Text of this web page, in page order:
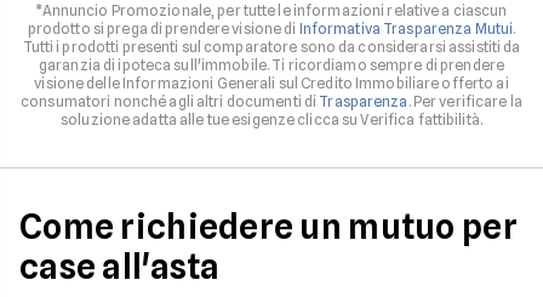
*Annuncio Promozionale, per tutte le informazioni relative a ciascun
prodotto si prega di prendere visione di Informativa Trasparenza Mutui.
Tutti i prodotti presenti sul comparatore sono da considerarsi assistiti da
garanzia di ipoteca sull'immobile. Ti ricordiamo sempre di prendere
visione delle Informazioni Generali sul Credito Immobiliare offerto ai
consumatori nonché agli altri documenti di Trasparenza . Per verificare la
soluzione adatta alle tue esigenze clicca su Verifica fattibilità.
Come richiedere un mutuo per
case all'asta